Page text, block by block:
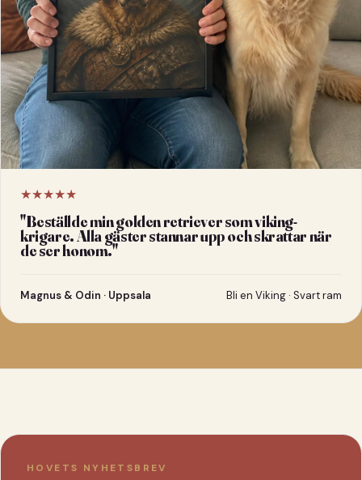
★★★★★
"Beställde min golden retriever som viking-
krigare. Alla gäster stannar upp och skrattar när
de ser honom."
Magnus & Odin · Uppsala Bli en Viking · Svart ram
HOVETS NYHETSBREV